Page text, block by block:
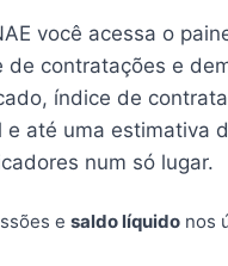
você acessa o
contratações e
índice de
até uma estimativa
num só lugar.
e saldo líquido nos